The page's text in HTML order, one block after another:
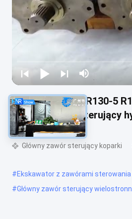
Hyundai R110-7 R130-5
Główny zawór sterujący
Główny zawór sterujący koparki
#Ekskawator z zawórami sterowania
#Główny zawór sterujący